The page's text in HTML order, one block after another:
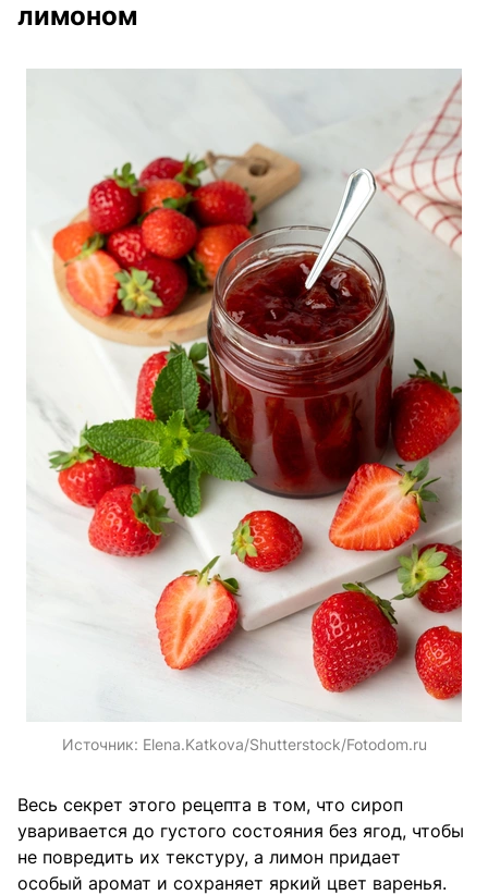
лимоном
Источник: Elena.Katkova/Shutterstock/Fotodom.ru
Весь секрет этого рецепта в том, что сироп
уваривается до густого состояния без ягод, чтобы
не повредить их текстуру, а лимон придает
особый аромат и сохраняет яркий цвет варенья.